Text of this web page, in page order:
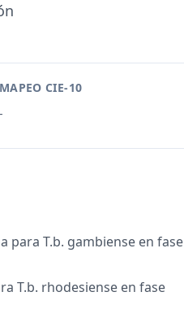
MAPEO CIE-10
-
para T.b. gambiense en fase
T.b. rhodesiense en fase